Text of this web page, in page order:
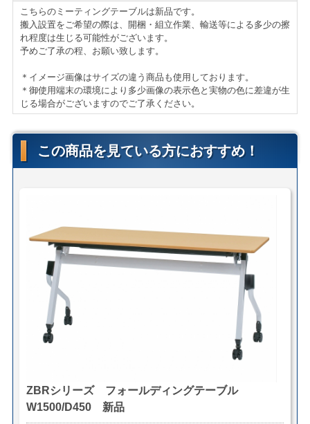
ZBRシリーズ 平行スタッキングテーブル
■W1800
■Ｄ600
■平行スタッキングタイプ
■大型キャスター
■アジャスター機能
■荷掛フック
＊サイズ・型番等の詳細はページ下部に記載がございま
＜自社便＞＊神奈川、首都圏対応
横浜市内 1,000円（税別）から（軒先渡し ＊簡単な搬
入可）
東京都内 5,000円（税別）から
＊組立対応可 組立費 1,000円/1台（税別）
＊お客様のご要望に応じたお渡し方法で送料算出致しま
す。
＜法人様限定メーカー直送便＞
【メーカー配送便(地域限定)】＊搬入まで
こちらのミーティングテーブルは新品です。
搬入設置をご希望の際は、開梱・組立作業、輸送等による多少の擦
れ程度は生じる可能性がございます。
予めご了承の程、お願い致します。
＊イメージ画像はサイズの違う商品も使用しております。
＊御使用端末の環境により多少画像の表示色と実物の色に差違が生
じる場合がございますのでご了承ください。
この商品を見ている方におすすめ！
ZBRシリーズ フォールディングテーブル
W1500/D450 新品